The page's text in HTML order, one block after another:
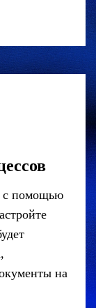
с помощью
на